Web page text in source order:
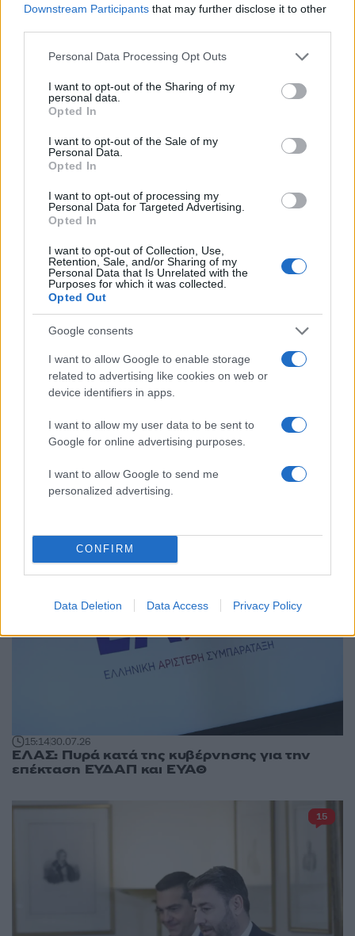
Downstream Participants that may further disclose it to other
Please note that this website/app uses one or more Google
not limited to your visit or usage behaviour. You may click to
grant or deny consent to Google and its third-party tags to
use your data for below specified purposes in below Google
consent section.
Personal Data Processing Opt Outs
I want to opt-out of the Sharing of my
personal data.
Opted In
I want to opt-out of the Sale of my
Personal Data.
Opted In
I want to opt-out of processing my
Personal Data for Targeted Advertising.
Opted In
I want to opt-out of Collection, Use,
Retention, Sale, and/or Sharing of my
Personal Data that Is Unrelated with the
Purposes for which it was collected.
Opted Out
Google consents
I want to allow Google to enable storage
related to advertising like cookies on web or
device identifiers in apps.
I want to allow my user data to be sent to
Google for online advertising purposes.
I want to allow Google to send me
personalized advertising.
CONFIRM
Data Deletion Data Access Privacy Policy
Θεώνη Κουφονικολάκου στο newsit.gr: Η
ακροδεξιά δεν είναι λύση, να ξανακερδίσουμε
την εμπιστοσύνη του πολίτη
20:31 30.07.26
Νέα επίθεση της ΕΛΑΣ σε ΝΔ και ΠΑΣΟΚ:
χρωστάς την πολιτική σου επιβίωση στις
τράπεζες»
15:1430.07.26
ΕΛΑΣ: Πυρά κατά της κυβέρνησης για την
επέκταση ΕΥΔΑΠ και ΕΥΑΘ
15